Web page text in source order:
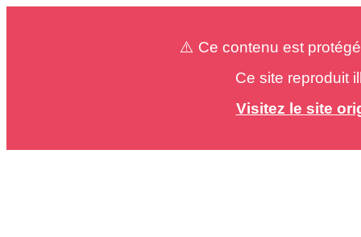
⚠️ Ce contenu est
Ce site reproduit
Visitez le site